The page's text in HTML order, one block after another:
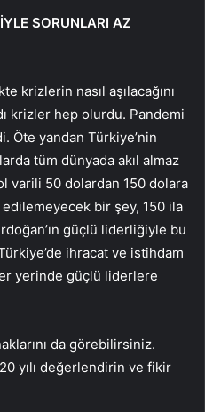
SORUNLARI AZ
krizlerin nasıl aşılacağını
krizler hep olurdu. Pandemi
Öte yandan Türkiye’nin
tüm dünyada akıl almaz
varili 50 dolardan 150 dolara
bir şey, 150 ila
güçlü liderliğiyle bu
ihracat ve istihdam
yerinde güçlü liderlere
da görebilirsiniz.
yılı değerlendirin ve fikir